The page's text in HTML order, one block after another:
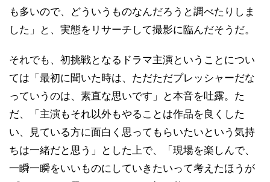
も多いので、どういうものなんだろうと調べたりしま
した」と、実態をリサーチして撮影に臨んだそうだ。
それでも、初挑戦となるドラマ主演ということについ
ては「最初に聞いた時は、ただただプレッシャーだな
っていうのは、素直な思いです」と本音を吐露。た
だ、「主演もそれ以外もやることは作品を良くした
い、見ている方に面白く思ってもらいたいという気持
ちは一緒だと思う」とした上で、「現場を楽しんで、
一瞬一瞬をいいものにしていきたいって考えたほうが